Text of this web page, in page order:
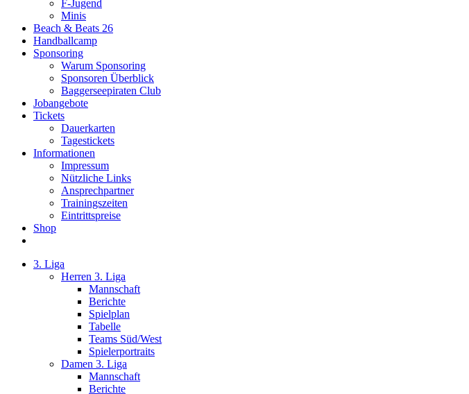
F-Jugend
Minis
Beach & Beats 26
Handballcamp
Sponsoring
Warum Sponsoring
Sponsoren Überblick
Baggerseepiraten Club
Jobangebote
Tickets
Dauerkarten
Tagestickets
Informationen
Impressum
Nützliche Links
Ansprechpartner
Trainingszeiten
Eintrittspreise
Shop
3. Liga
Herren 3. Liga
Mannschaft
Berichte
Spielplan
Tabelle
Teams Süd/West
Spielerportraits
Damen 3. Liga
Mannschaft
Berichte